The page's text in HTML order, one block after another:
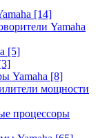
[14]
Yamaha
[5]
Yamaha [8]
мощности
процессоры